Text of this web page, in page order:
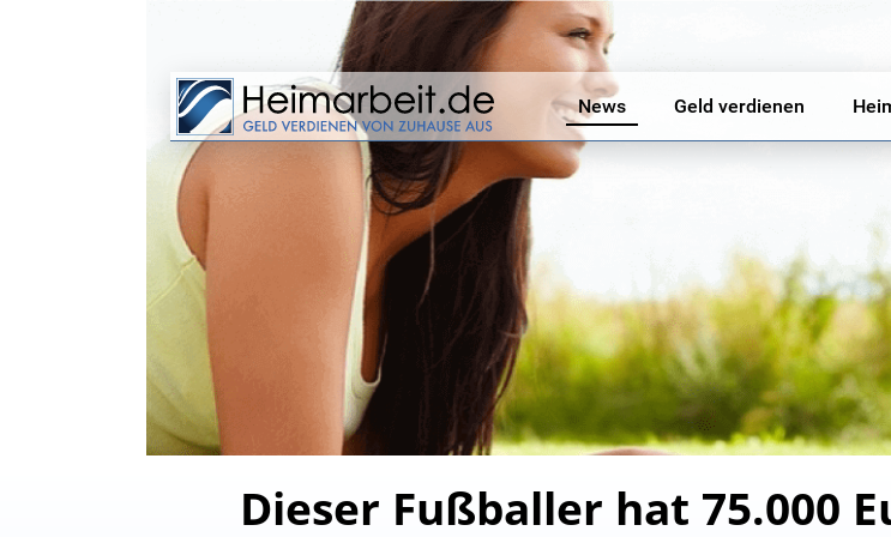
News Geld verdienen
Dieser Fußballer hat 75.000